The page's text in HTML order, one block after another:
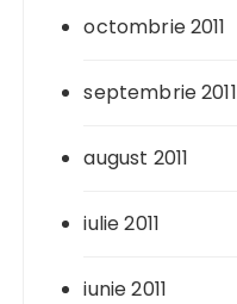
octombrie 2011
septembrie 2011
august 2011
iulie 2011
iunie 2011